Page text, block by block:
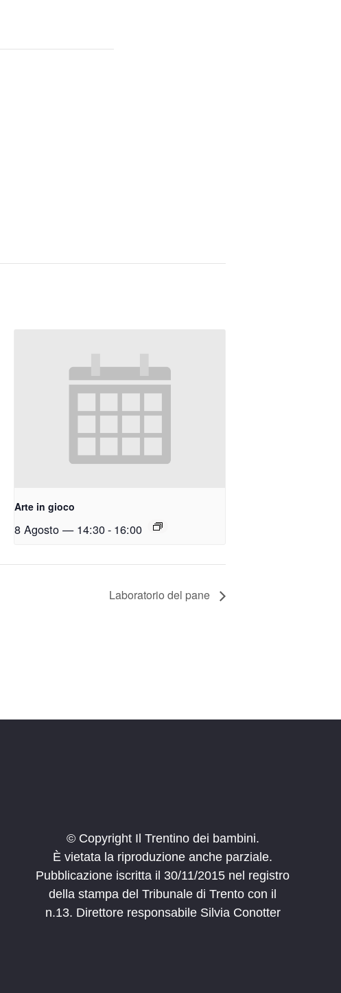
Arte in gioco
8 Agosto — 14:30- 16:00
Laboratorio del pane
© Copyright Il Trentino dei bambini.
È vietata la riproduzione anche parziale.
Pubblicazione iscritta il 30/11/2015 nel registro
della stampa del Tribunale di Trento con il
n.13. Direttore responsabile Silvia Conotter